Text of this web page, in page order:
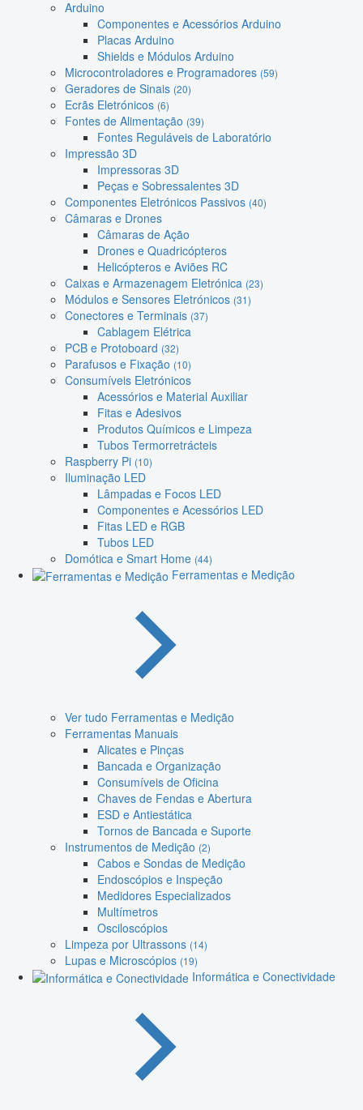
Arduino
Componentes e Acessórios Arduino
Placas Arduino
Shields e Módulos Arduino
Microcontroladores e Programadores (59)
Geradores de Sinais (20)
Ecrãs Eletrónicos (6)
Fontes de Alimentação (39)
Fontes Reguláveis de Laboratório
Impressão 3D
Impressoras 3D
Peças e Sobressalentes 3D
Componentes Eletrónicos Passivos (40)
Câmaras e Drones
Câmaras de Ação
Drones e Quadricópteros
Helicópteros e Aviões RC
Caixas e Armazenagem Eletrónica (23)
Módulos e Sensores Eletrónicos (31)
Conectores e Terminais (37)
Cablagem Elétrica
PCB e Protoboard (32)
Parafusos e Fixação (10)
Consumíveis Eletrónicos
Acessórios e Material Auxiliar
Fitas e Adesivos
Produtos Químicos e Limpeza
Tubos Termorretrácteis
Raspberry Pi (10)
Iluminação LED
Lâmpadas e Focos LED
Componentes e Acessórios LED
Fitas LED e RGB
Tubos LED
Domótica e Smart Home (44)
Ferramentas e Medição
Ver tudo Ferramentas e Medição
Ferramentas Manuais
Alicates e Pinças
Bancada e Organização
Consumíveis de Oficina
Chaves de Fendas e Abertura
ESD e Antiestática
Tornos de Bancada e Suporte
Instrumentos de Medição (2)
Cabos e Sondas de Medição
Endoscópios e Inspeção
Medidores Especializados
Multímetros
Osciloscópios
Limpeza por Ultrassons (14)
Lupas e Microscópios (19)
Informática e Conectividade